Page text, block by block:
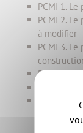
PCMI 1.
PCMI 2.
à modifier
PCMI 3.
PCMI 4. La
PCMI 6.